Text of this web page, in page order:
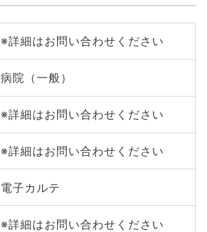
※詳細はお問い合わせください
病院（一般）
※詳細はお問い合わせください
※詳細はお問い合わせください
電子カルテ
※詳細はお問い合わせください